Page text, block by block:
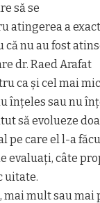
să se
atingerea a
nu au fost
dr. Raed Arafat
ca și cel mai
înțeles sau nu
să evolueze
pe care el l-a
evaluați, câte
uitate.
mult sau mai